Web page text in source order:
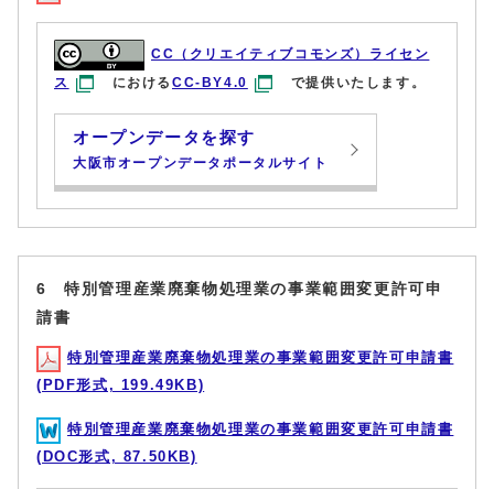
CC（クリエイティブコモンズ）ライセン
ス
におけるCC-BY4.0 で提供いたします。
オープンデータを探す
大阪市オープンデータポータルサイト
6 特別管理産業廃棄物処理業の事業範囲変更許可申
請書
特別管理産業廃棄物処理業の事業範囲変更許可申請書
(PDF形式, 199.49KB)
特別管理産業廃棄物処理業の事業範囲変更許可申請書
(DOC形式, 87.50KB)